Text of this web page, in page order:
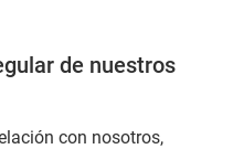
de nuestros
con nosotros,